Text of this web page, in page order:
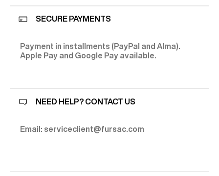
SECURE PAYMENTS
Payment in installments (PayPal and Alma).
Apple Pay and Google Pay available.
NEED HELP? CONTACT US
Email: serviceclient@fursac.com